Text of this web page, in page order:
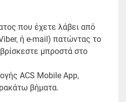
που έχετε λάβει από
ή e-mail) πατώντας το
μπροστά στο
ACS Mobile App,
βήματα.